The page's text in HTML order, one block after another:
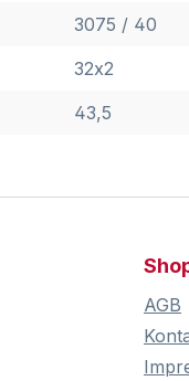
3075 / 40
32x2
43,5
AGB